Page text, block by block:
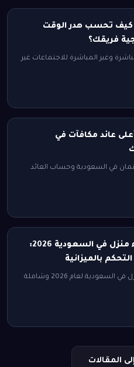
كيف تحسب هدر الوقت
فريقك؟
وغير المباشرة للاجتماعات غير
عائد مكافآت في
في السعودية وحساب العائد
دليل عملي لتقدير تكلفة بناء منزل في السعودية 2026:
بالميزانية
تعرّف على التكلفة الحقيقية لبناء منزل في السعودية لعام 2026 وشاملة
المقالات